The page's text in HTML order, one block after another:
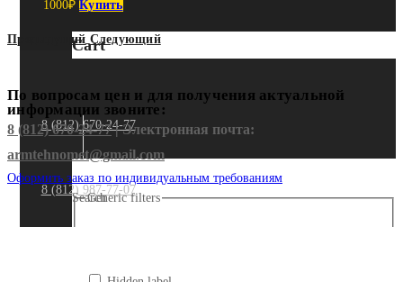
8 (812) 670-24-77
8 (812) 987-77-07
Cart
Search
Generic filters
1000₽ Купить
Предыдущий Следующий
По вопросам цен и для получения актуальной
информации звоните:
8 (812) 670-24-77| Электронная почта:
armtehnomet@gmail.com
Оформить заказ по индивидуальным требованиям